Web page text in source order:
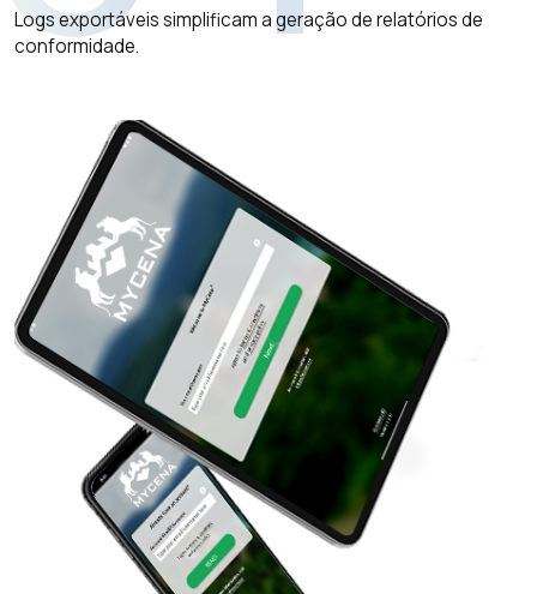
Logs exportáveis simplificam a geração de relatórios de
conformidade.